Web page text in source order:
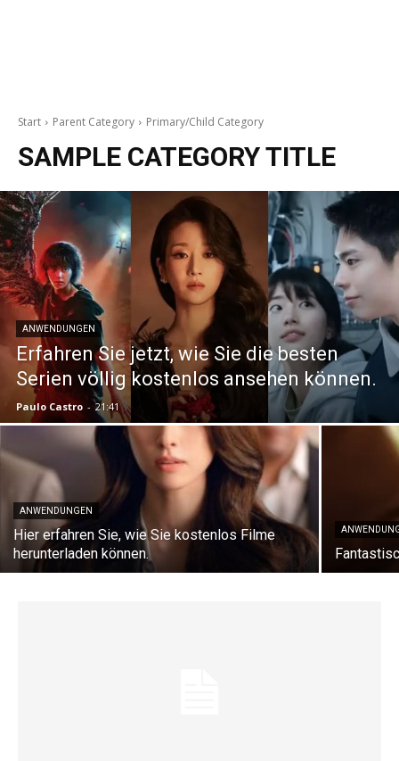
Start Parent Category Primary/Child Category
SAMPLE CATEGORY TITLE
ANWENDUNGEN
Erfahren Sie jetzt, wie Sie die besten
Serien völlig kostenlos ansehen können.
Paulo Castro - 21:41
ANWENDUNGEN
Hier erfahren Sie, wie Sie kostenlos Filme
herunterladen können.